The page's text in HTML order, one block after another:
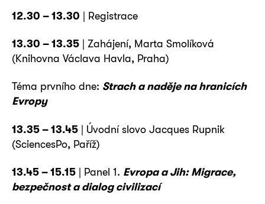
12.30 – 13.30 | Registrace
13.30 – 13.35 | Zahájení, Marta Smolíková
(Knihovna Václava Havla, Praha)
Téma prvního dne: Strach a naděje na hranicích
Evropy
13.35 – 13.45 | Úvodní slovo Jacques Rupnik
(SciencesPo, Paříž)
13.45 – 15.15 | Panel 1. Evropa a Jih: Migrace,
bezpečnost a dialog civilizací